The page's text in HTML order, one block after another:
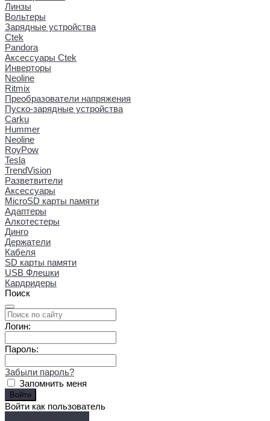
Линзы
Вольтеры
Зарядные устройства
Ctek
Pandora
Аксессуары Ctek
Инверторы
Neoline
Ritmix
Преобразователи напряжения
Пуско-зарядные устройства
Carku
Hummer
Neoline
RoyPow
Tesla
TrendVision
Разветвители
Аксессуары
MicroSD карты памяти
Адаптеры
Алкотестеры
Динго
Держатели
Кабеля
SD карты памяти
USB Флешки
Кардридеры
Поиск
Логин:
Пароль:
Забыли пароль?
Запомнить меня
Войти как пользователь